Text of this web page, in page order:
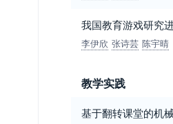
我国教育游戏研究
李伊欣 张诗芸 陈宇晴
教学实践
基于翻转课堂的机